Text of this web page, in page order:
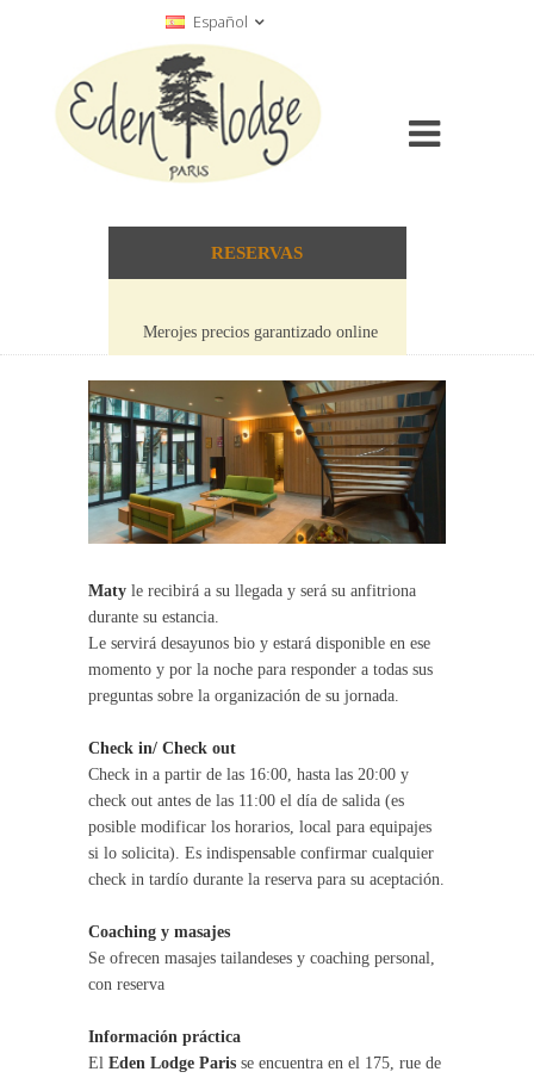
RESERVAS
Merojes precios garantizado online
Español
Maty le recibirá a su llegada y será su anfitriona
durante su estancia.
Le servirá desayunos bio y estará disponible en ese
momento y por la noche para responder a todas sus
preguntas sobre la organización de su jornada.
Check in/ Check out
Check in a partir de las 16:00, hasta las 20:00 y
check out antes de las 11:00 el día de salida (es
posible modificar los horarios, local para equipajes
si lo solicita). Es indispensable confirmar cualquier
check in tardío durante la reserva para su aceptación.
Coaching y masajes
Se ofrecen masajes tailandeses y coaching personal,
con reserva
Información práctica
El Eden Lodge Paris se encuentra en el 175, rue de